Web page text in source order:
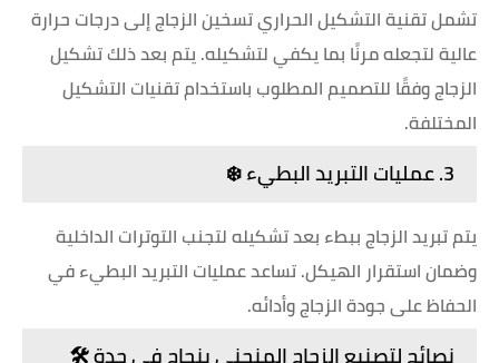
تشمل تقنية التشكيل الحراري تسخين الزجاج إلى درجات حرارة
عالية لتجعله مرنًا بما يكفي لتشكيله. يتم بعد ذلك تشكيل
الزجاج وفقًا للتصميم المطلوب باستخدام تقنيات التشكيل
المختلفة.
3. عمليات التبريد البطيء ❄️
يتم تبريد الزجاج ببطء بعد تشكيله لتجنب التوترات الداخلية
وضمان استقرار الهيكل. تساعد عمليات التبريد البطيء في
الحفاظ على جودة الزجاج وأدائه.
نصائح لتصنيع الزجاج المنحني بنجاح في جدة 🛠️